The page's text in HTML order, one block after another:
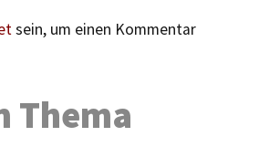
sein, um einen Kommentar
Thema